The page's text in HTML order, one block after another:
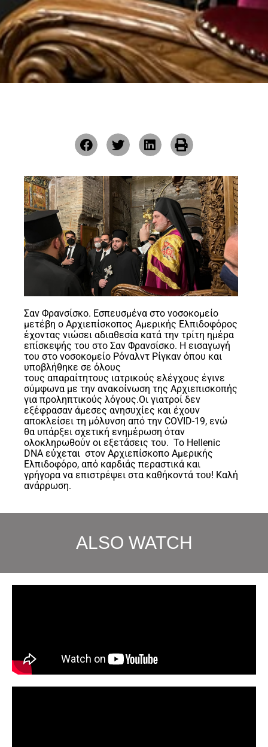
Σαν Φρανσίσκο. Εσπευσμένα στο νοσοκομείο
μετέβη ο Αρχιεπίσκοπος Αμερικής Ελπιδοφόρος
έχοντας νιώσει αδιαθεσία κατά την τρίτη ημέρα
επίσκεψής του στο Σαν Φρανσίσκο. Η εισαγωγή
του στο νοσοκομείο Ρόναλντ Ρίγκαν όπου και
υποβλήθηκε σε όλους
τους απαραίτητους ιατρικούς ελέγχους έγινε
σύμφωνα με την ανακοίνωση της Αρχιεπισκοπής
για προληπτικούς λόγους. ​ Οι γιατροί δεν
εξέφρασαν άμεσες ανησυχίες και έχουν
αποκλείσει τη μόλυνση από την COVID-19, ενώ
θα υπάρξει σχετική ενημέρωση όταν
ολοκληρωθούν οι εξετάσεις του. Το Hellenic
DNA εύχεται στον Αρχιεπίσκοπο Αμερικής
Ελπιδοφόρο, από καρδιάς περαστικά και
γρήγορα να επιστρέψει στα καθήκοντά του! Καλή
ανάρρωση. ​
ALSO WATCH